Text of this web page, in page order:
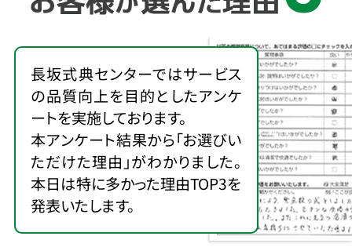
長坂式典センターではサービス
の品質向上を目的としたアンケ
ートを実施しております。
本アンケート結果から「お選びい
ただけた理由」がわかりました。
本日は特に多かった理由TOP3を
発表いたします。